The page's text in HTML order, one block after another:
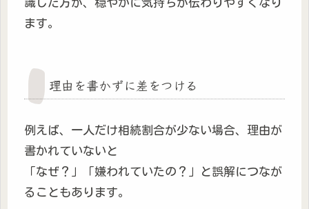
識した方が、穏やかに気持ちが伝わりやすくなり
ます。
理由を書かずに差をつける
例えば、一人だけ相続割合が少ない場合、理由が
書かれていないと
「なぜ？」「嫌われていたの？」と誤解につなが
ることもあります。